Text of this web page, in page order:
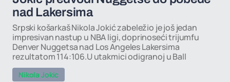
nad Lakersima
Srpski košarkaš Nikola Jokić zabeležio je još jedan
impresivan nastup u NBA ligi, doprinoseći trijumfu
Denver Nuggetsa nad Los Angeles Lakersima
rezultatom 114:106.U utakmici odigranoj u Ball
Nikola Jokic